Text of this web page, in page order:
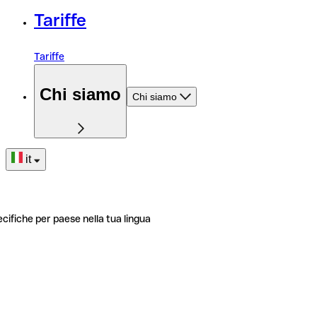
Tariffe
Tariffe
Chi siamo Chi siamo
it
per paese nella tua lingua